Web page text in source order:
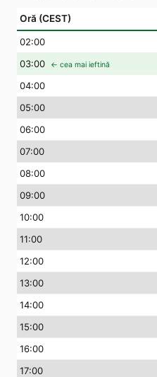
Oră (CEST)
02:00
03:00 ← cea mai ieftină
04:00
05:00
06:00
07:00
08:00
09:00
10:00
11:00
12:00
13:00
14:00
15:00
16:00
17:00